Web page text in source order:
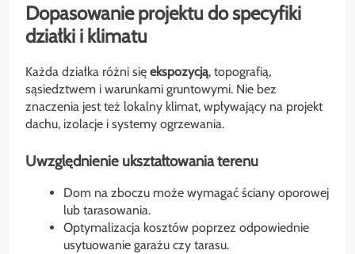
Dopasowanie projektu do specyfiki
działki i klimatu
Każda działka różni się ekspozycją, topografią,
sąsiedztwem i warunkami gruntowymi. Nie bez
znaczenia jest też lokalny klimat, wpływający na projekt
dachu, izolacje i systemy ogrzewania.
Uwzględnienie ukształtowania terenu
Dom na zboczu może wymagać ściany oporowej
lub tarasowania.
Optymalizacja kosztów poprzez odpowiednie
usytuowanie garażu czy tarasu.